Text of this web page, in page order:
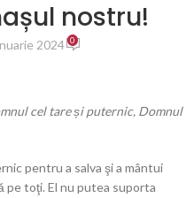
nostru!
2024 0
cel tare și puternic, Domnul
pentru a salva şi a mântui
pe toţi. El nu putea suporta